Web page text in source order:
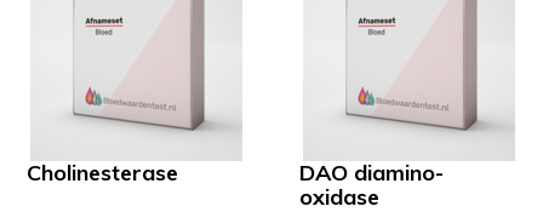
Cholinesterase
DAO diamino-
oxidase